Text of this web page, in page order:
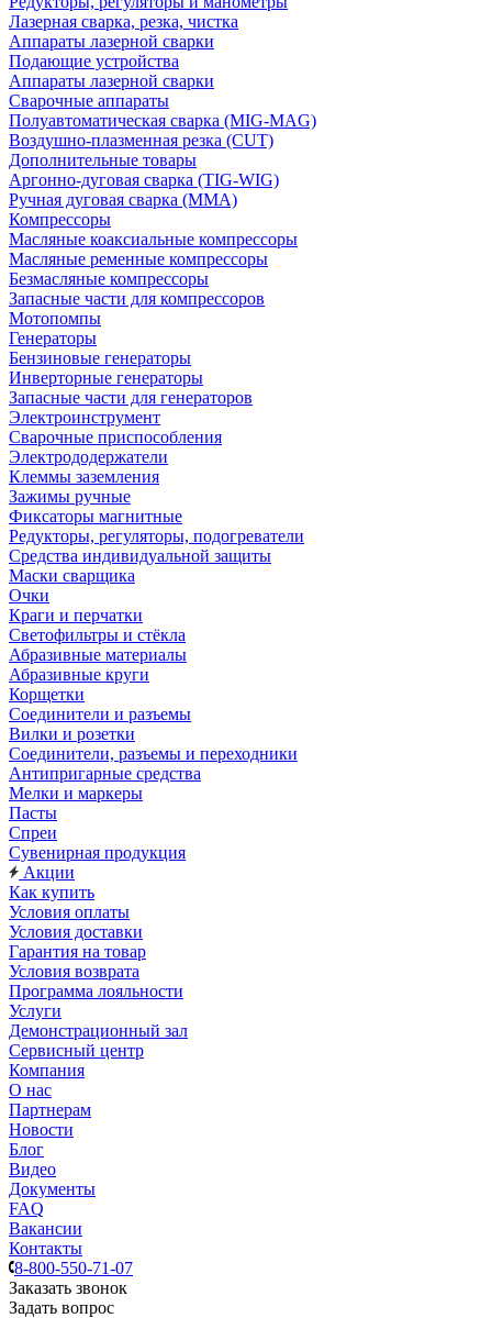
Лазерная сварка, резка, чистка
Аппараты лазерной сварки
Подающие устройства
Аппараты лазерной сварки
Сварочные аппараты
Полуавтоматическая сварка (MIG-MAG)
Воздушно-плазменная резка (CUT)
Дополнительные товары
Аргонно-дуговая сварка (TIG-WIG)
Ручная дуговая сварка (MMA)
Компрессоры
Масляные коаксиальные компрессоры
Масляные ременные компрессоры
Безмасляные компрессоры
Запасные части для компрессоров
Мотопомпы
Генераторы
Бензиновые генераторы
Инверторные генераторы
Запасные части для генераторов
Электроинструмент
Сварочные приспособления
Электрододержатели
Клеммы заземления
Зажимы ручные
Фиксаторы магнитные
Редукторы, регуляторы, подогреватели
Средства индивидуальной защиты
Маски сварщика
Очки
Краги и перчатки
Светофильтры и стёкла
Абразивные материалы
Абразивные круги
Корщетки
Соединители и разъемы
Вилки и розетки
Соединители, разъемы и переходники
Антипригарные средства
Мелки и маркеры
Пасты
Спреи
Сувенирная продукция
Акции
Как купить
Условия оплаты
Условия доставки
Гарантия на товар
Условия возврата
Программа лояльности
Услуги
Демонстрационный зал
Сервисный центр
Компания
О нас
Партнерам
Новости
Блог
Видео
Документы
FAQ
Вакансии
Контакты
8-800-550-71-07
Заказать звонок
Задать вопрос